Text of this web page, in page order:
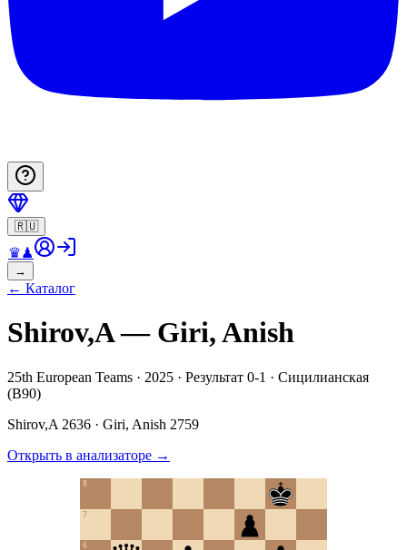
🇷🇺
♛♟
→
← Каталог
Shirov,A — Giri, Anish
25th European Teams · 2025 · Результат 0-1 · Сицилианская
(B90)
Shirov,A 2636 · Giri, Anish 2759
Открыть в анализаторе →
6
7
8